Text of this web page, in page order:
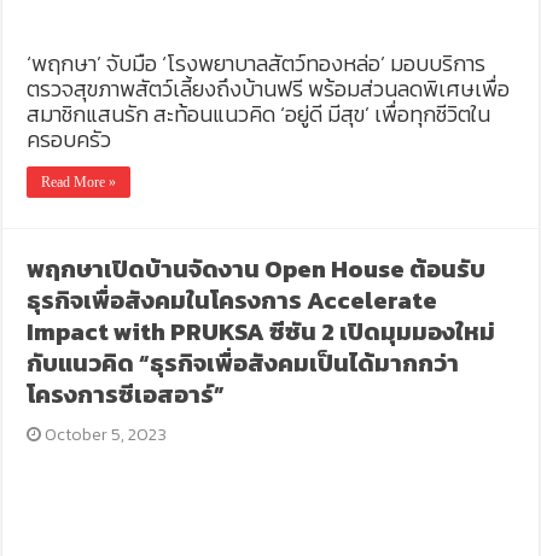
‘พฤกษา’ จับมือ ‘โรงพยาบาลสัตว์ทองหล่อ’ มอบบริการ
ตรวจสุขภาพสัตว์เลี้ยงถึงบ้านฟรี พร้อมส่วนลดพิเศษเพื่อ
สมาชิกแสนรัก สะท้อนแนวคิด ‘อยู่ดี มีสุข’ เพื่อทุกชีวิตใน
ครอบครัว
Read More »
พฤกษาเปิดบ้านจัดงาน Open House ต้อนรับ
ธุรกิจเพื่อสังคมในโครงการ Accelerate
Impact with PRUKSA ซีซัน 2 เปิดมุมมองใหม่
กับแนวคิด “ธุรกิจเพื่อสังคมเป็นได้มากกว่า
โครงการซีเอสอาร์”
October 5, 2023